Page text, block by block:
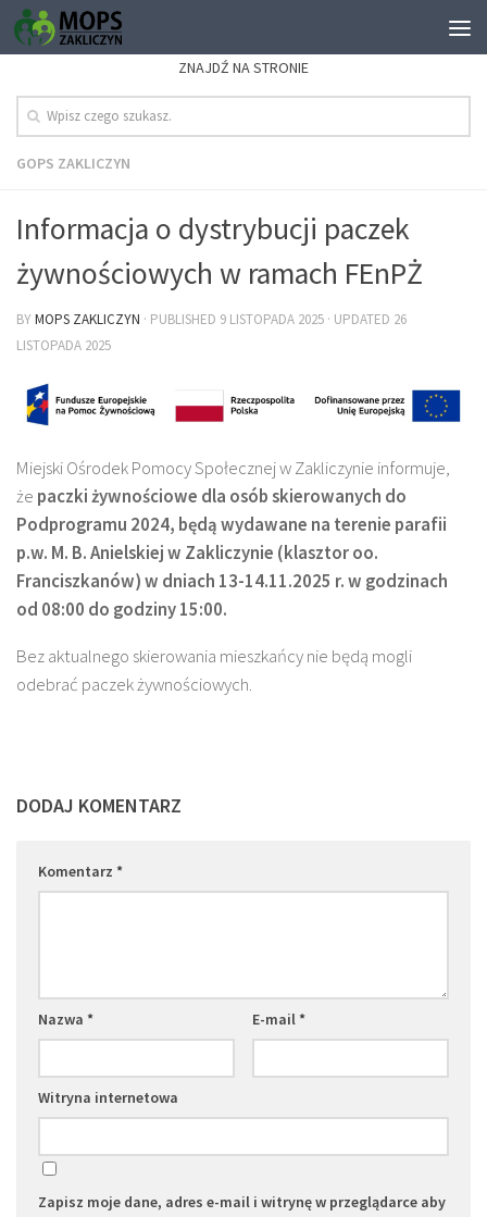
ZNAJDŹ NA STRONIE
GOPS ZAKLICZYN
Informacja o dystrybucji paczek
żywnościowych w ramach FEnPŻ
BYMOPS ZAKLICZYN · PUBLISHED 9 LISTOPADA 2025 · UPDATED 26
LISTOPADA 2025
Miejski Ośrodek Pomocy Społecznej w Zakliczynie informuje,
że paczki żywnościowe dla osób skierowanych do
Podprogramu 2024, będą wydawane na terenie parafii
p.w. M. B. Anielskiej w Zakliczynie (klasztor oo.
Franciszkanów) w dniach 13-14.11.2025 r. w godzinach
od 08:00 do godziny 15:00.
Bez aktualnego skierowania mieszkańcy nie będą mogli
odebrać paczek żywnościowych.
DODAJ KOMENTARZ
Komentarz *
Nazwa * E-mail*
Witryna internetowa
Zapisz moje dane, adres e-mail i witrynę w przeglądarce aby